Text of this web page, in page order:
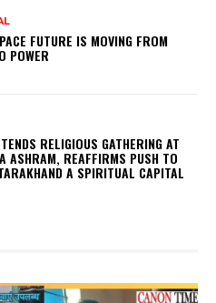
FUTURE IS MOVING FROM
POWER
RELIGIOUS GATHERING AT
ASHRAM, REAFFIRMS PUSH TO
A SPIRITUAL CAPITAL